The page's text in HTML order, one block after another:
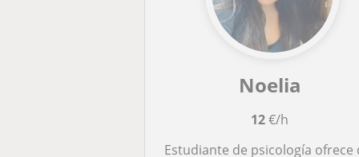
Noelia
12€/h
Estudiante de psicología ofrece diversas clases a estudiantes de primaria, secundaria y